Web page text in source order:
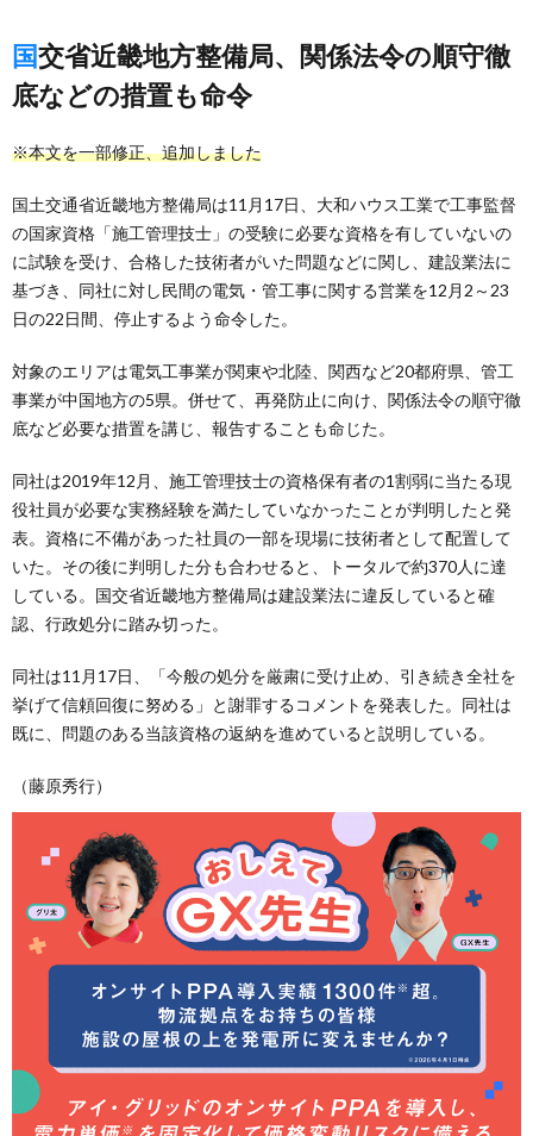
国交省近畿地方整備局、関係法令の順守徹
底などの措置も命令
※本文を一部修正、追加しました
国土交通省近畿地方整備局は11月17日、大和ハウス工業で工事監督
の国家資格「施工管理技士」の受験に必要な資格を有していないの
に試験を受け、合格した技術者がいた問題などに関し、建設業法に
基づき、同社に対し民間の電気・管工事に関する営業を12月2～23
日の22日間、停止するよう命令した。
対象のエリアは電気工事業が関東や北陸、関西など20都府県、管工
事業が中国地方の5県。併せて、再発防止に向け、関係法令の順守徹
底など必要な措置を講じ、報告することも命じた。
同社は2019年12月、施工管理技士の資格保有者の1割弱に当たる現
役社員が必要な実務経験を満たしていなかったことが判明したと発
表。資格に不備があった社員の一部を現場に技術者として配置して
いた。その後に判明した分も合わせると、トータルで約370人に達
している。国交省近畿地方整備局は建設業法に違反していると確
認、行政処分に踏み切った。
同社は11月17日、「今般の処分を厳粛に受け止め、引き続き全社を
挙げて信頼回復に努める」と謝罪するコメントを発表した。同社は
既に、問題のある当該資格の返納を進めていると説明している。
（藤原秀行）